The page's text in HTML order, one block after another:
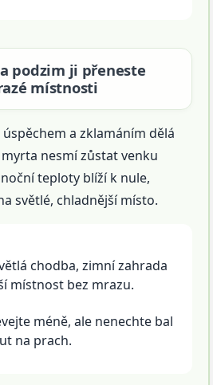
podzim ji přeneste
místnosti
a zklamáním dělá
nesmí zůstat venku
teploty blíží k nule,
světlé, chladnější místo.
chodba, zimní zahrada
místnost bez mrazu.
méně, ale nenechte bal
na prach.